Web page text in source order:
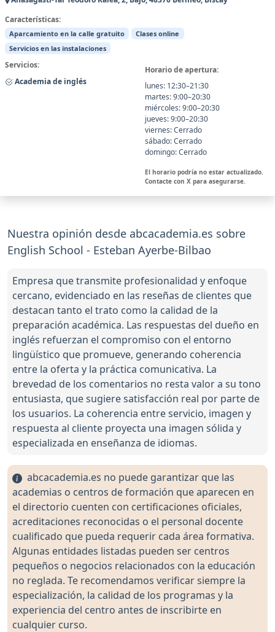
Características:
Aparcamiento en la calle gratuito
Clases online
Servicios en las instalaciones
Servicios:
Academia de inglés
Horario de apertura:
lunes: 12:30–21:30
martes: 9:00–20:30
miércoles: 9:00–20:30
jueves: 9:00–20:30
viernes: Cerrado
sábado: Cerrado
domingo: Cerrado
El horario podría no estar actualizado.
Contacte con X para asegurarse.
Nuestra opinión desde abcacademia.es sobre
English School - Esteban Ayerbe-Bilbao
Empresa que transmite profesionalidad y enfoque
cercano, evidenciado en las reseñas de clientes que
destacan tanto el trato como la calidad de la
preparación académica. Las respuestas del dueño en
inglés refuerzan el compromiso con el entorno
lingüístico que promueve, generando coherencia
entre la oferta y la práctica comunicativa. La
brevedad de los comentarios no resta valor a su tono
entusiasta, que sugiere satisfacción real por parte de
los usuarios. La coherencia entre servicio, imagen y
respuesta al cliente proyecta una imagen sólida y
especializada en enseñanza de idiomas.
abcacademia.es no puede garantizar que las
academias o centros de formación que aparecen en
el directorio cuenten con certificaciones oficiales,
acreditaciones reconocidas o el personal docente
cualificado que pueda requerir cada área formativa.
Algunas entidades listadas pueden ser centros
pequeños o negocios relacionados con la educación
no reglada. Te recomendamos verificar siempre la
especialización, la calidad de los programas y la
experiencia del centro antes de inscribirte en
cualquier curso.